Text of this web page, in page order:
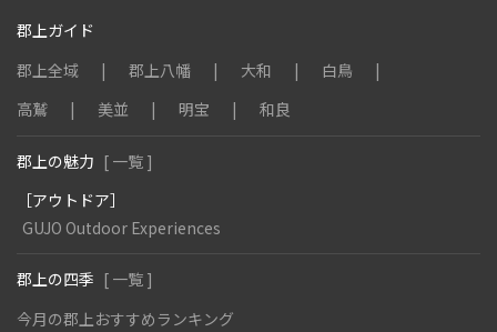
郡上ガイド
郡上全域
郡上八幡 大和
白鳥
高鷲
美並 明宝 和良
郡上の魅力 [ 一覧 ]
［アウトドア］
GUJO Outdoor Experiences
郡上の四季 [ 一覧 ]
今月の郡上おすすめランキング